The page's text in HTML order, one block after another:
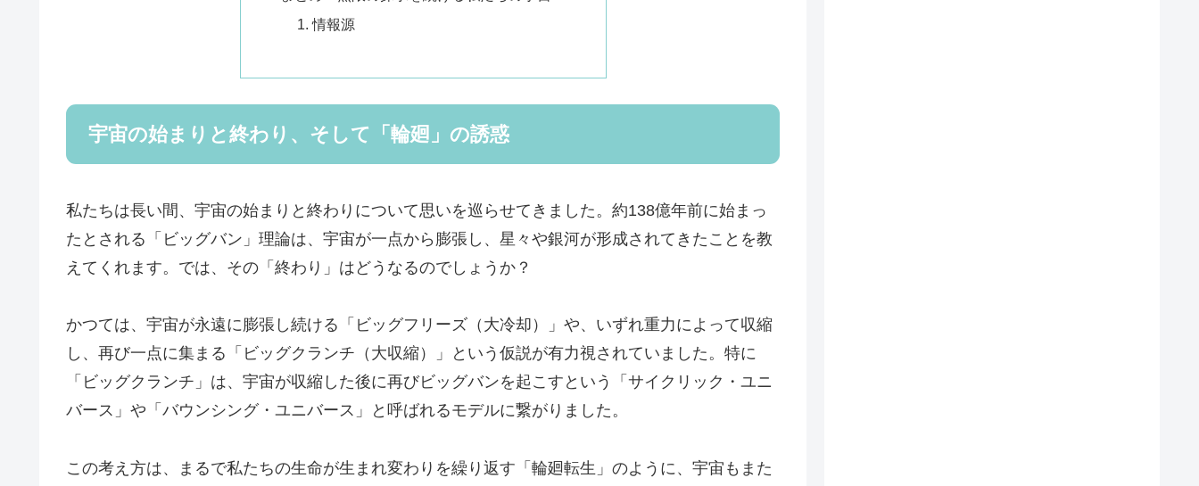
情報源
宇宙の始まりと終わり、そして「輪廻」の誘惑
私たちは長い間、宇宙の始まりと終わりについて思いを巡らせてきました。約138億年前に始まっ
たとされる「ビッグバン」理論は、宇宙が一点から膨張し、星々や銀河が形成されてきたことを教
えてくれます。では、その「終わり」はどうなるのでしょうか？
かつては、宇宙が永遠に膨張し続ける「ビッグフリーズ（大冷却）」や、いずれ重力によって収縮
し、再び一点に集まる「ビッグクランチ（大収縮）」という仮説が有力視されていました。特に
「ビッグクランチ」は、宇宙が収縮した後に再びビッグバンを起こすという「サイクリック・ユニ
バース」や「バウンシング・ユニバース」と呼ばれるモデルに繋がりました。
この考え方は、まるで私たちの生命が生まれ変わりを繰り返す「輪廻転生」のように、宇宙もまた